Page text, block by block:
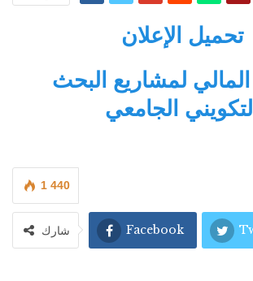
تحميل الإعلان
لمشاريع البحث
الجامعي
1 440
شارك Facebook